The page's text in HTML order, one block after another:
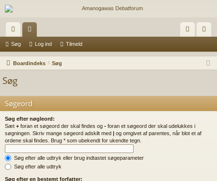
urt
ig
lin
ks
or
a in m
Søg Log ind Tilmeld
Boardindeks Søg
Søg
Søgeord
Søg efter nøgleord:
Sæt + foran et søgeord der skal findes og - foran et søgeord der skal udelukkes i
søgningen. Skriv mange søgeord adskilt med | og omgivet af parentes, når blot et af
ordene skal findes. Brug * som ubekendt for ukendte tegn.
Søg efter alle udtryk eller brug indtastet søgeparameter
Søg efter alle udtryk
Søg efter en bestemt forfatter: